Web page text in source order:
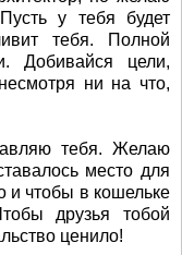
у тебя будет
тебя. Полной
Добивайся цели,
ни на что,
тебя. Желаю
место для
и чтобы в кошельке
друзья тобой
ценило!